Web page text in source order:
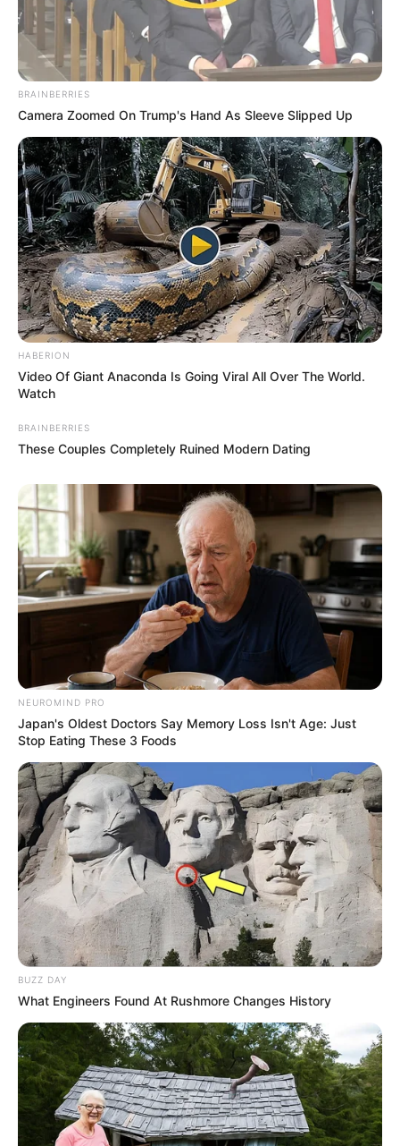
BRAINBERRIES
Camera Zoomed On Trump's Hand As Sleeve Slipped Up
HABERION
Video Of Giant Anaconda Is Going Viral All Over The World.
Watch
BRAINBERRIES
These Couples Completely Ruined Modern Dating
NEUROMIND PRO
Japan's Oldest Doctors Say Memory Loss Isn't Age: Just
Stop Eating These 3 Foods
BUZZ DAY
What Engineers Found At Rushmore Changes History